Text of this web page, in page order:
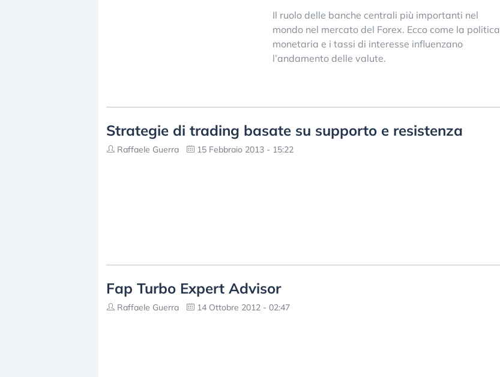
Il ruolo delle banche centrali più importanti nel
mondo nel mercato del Forex. Ecco come la politica
monetaria e i tassi di interesse influenzano
l’andamento delle valute.
Strategie di trading basate su supporto e resistenza
Raffaele Guerra 15 Febbraio 2013 - 15:22
Fap Turbo Expert Advisor
Raffaele Guerra 14 Ottobre 2012 - 02:47